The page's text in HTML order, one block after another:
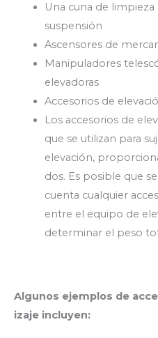
Una cuna de
suspensión
Ascensores de
Manipuladores
elevadoras
Accesorios de
Los accesorios de
que se utilizan para
elevación,
dos. Es posible que
cuenta cualquier
entre el equipo de
determinar el peso
Algunos ejemplos de
izaje incluyen: